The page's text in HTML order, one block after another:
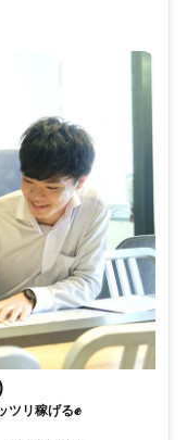
ツリ稼げる✊